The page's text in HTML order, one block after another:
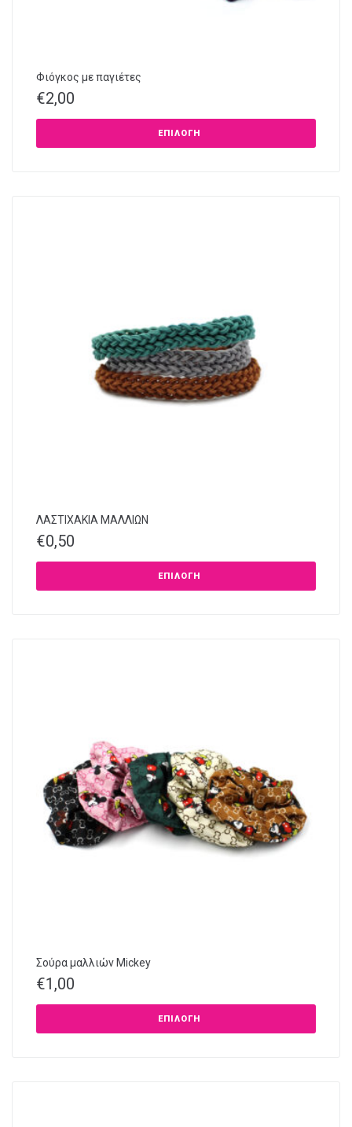
Φιόγκος με παγιέτες
€2,00
ΕΠΙΛΟΓΉ
ΛΑΣΤΙΧΑΚΙΑ ΜΑΛΛΙΩΝ
€0,50
ΕΠΙΛΟΓΉ
Σούρα μαλλιών Mickey
€1,00
ΕΠΙΛΟΓΉ